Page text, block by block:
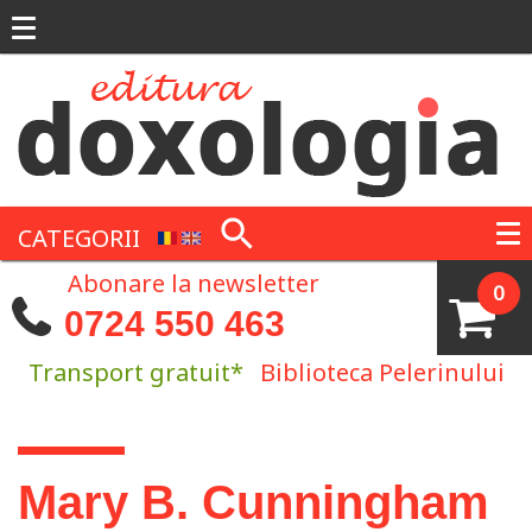
CATEGORII
0
Abonare la newsletter
0724 550 463
Transport gratuit* Biblioteca Pelerinului
Eşti aici
Mary B. Cunningham